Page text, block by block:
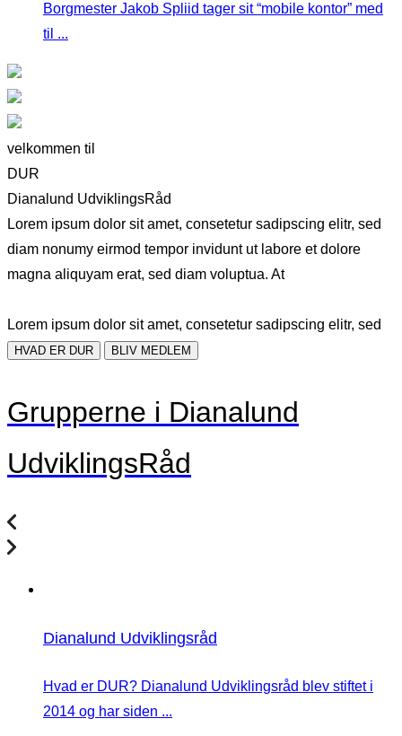
Borgmester Jakob Spliid tager sit “mobile kontor” med
til ...
velkommen til
DUR
Dianalund UdviklingsRåd
Lorem ipsum dolor sit amet, consetetur sadipscing elitr, sed
diam nonumy eirmod tempor invidunt ut labore et dolore
magna aliquyam erat, sed diam voluptua. At
Lorem ipsum dolor sit amet, consetetur sadipscing elitr, sed
HVAD ER DUR BLIV MEDLEM
Grupperne i Dianalund
UdviklingsRåd
Dianalund Udviklingsråd
Hvad er DUR? Dianalund Udviklingsråd blev stiftet i
2014 og har siden ...